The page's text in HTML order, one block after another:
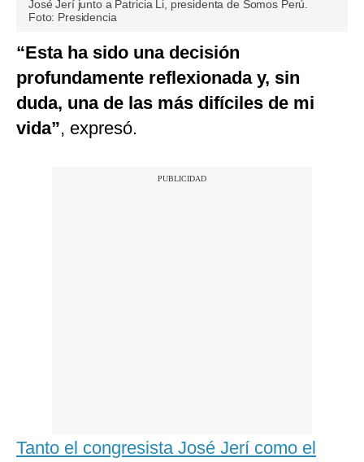
José Jerí junto a Patricia Li, presidenta de Somos Perú.
Foto: Presidencia
“Esta ha sido una decisión
profundamente reflexionada y, sin
duda, una de las más difíciles de mi
vida”, expresó.
Tanto el congresista José Jerí como el